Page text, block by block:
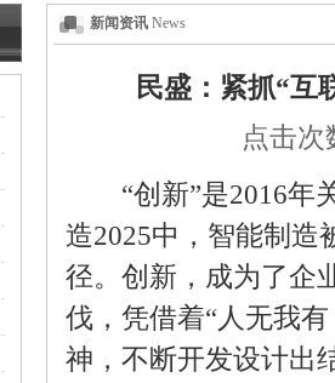
新闻资讯 News
民盛：紧抓“互
点击次
“创新”是2016年关
造2025中，智能制造
径。创新，成为了企
伐，凭借着“人无我
神，不断开发设计出